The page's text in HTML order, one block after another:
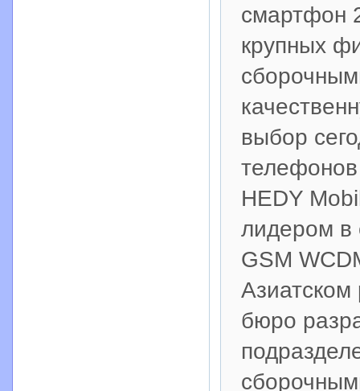
смартфон
крупных
выбор
телефонов
HEDY
лидером в
GSM
бюро